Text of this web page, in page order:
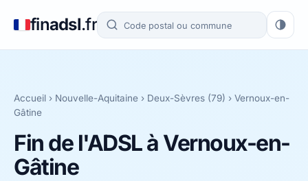
finadsl.fr
Accueil › Nouvelle-Aquitaine › Deux-Sèvres (79) › Vernoux-en-
Gâtine
Fin de l'ADSL à Vernoux-en-
Gâtine